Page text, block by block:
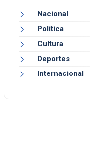
Nacional
Política
Cultura
Deportes
Internacional